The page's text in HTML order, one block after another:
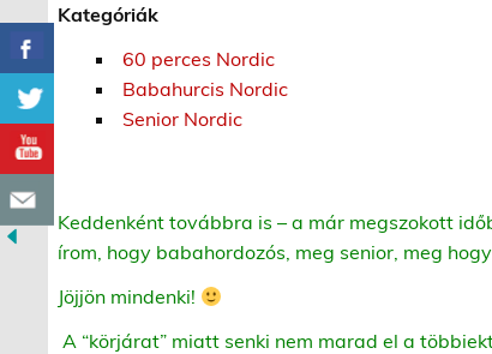
Kategóriák
60 perces Nordic
Babahurcis Nordic
Senior Nordic
Keddenként továbbra is – a már megszokott
írom, hogy babahordozós, meg senior, meg
Jöjjön mindenki!
A “körjárat” miatt senki nem marad el a